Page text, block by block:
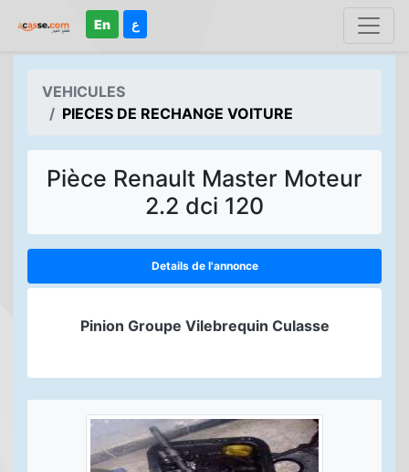
En ع
VEHICULES
PIECES DE RECHANGE VOITURE
Pièce Renault Master Moteur
2.2 dci 120
Details de l'annonce
Pinion Groupe Vilebrequin Culasse